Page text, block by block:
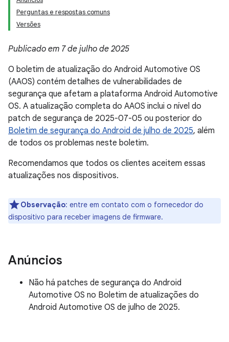
Perguntas e respostas comuns
Versões
Publicado em 7 de julho de 2025
O boletim de atualização do Android Automotive OS
(AAOS) contém detalhes de vulnerabilidades de
segurança que afetam a plataforma Android Automotive
OS. A atualização completa do AAOS inclui o nível do
patch de segurança de 2025-07-05 ou posterior do
Boletim de segurança do Android de julho de 2025, além
de todos os problemas neste boletim.
Recomendamos que todos os clientes aceitem essas
atualizações nos dispositivos.
Observação: entre em contato com o fornecedor do
dispositivo para receber imagens de firmware.
Anúncios
Não há patches de segurança do Android
Automotive OS no Boletim de atualizações do
Android Automotive OS de julho de 2025.